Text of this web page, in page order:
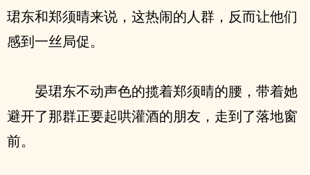
珺东和郑须晴来说，这热闹的人群，反而让他们
感到一丝局促。
晏珺东不动声色的揽着郑须晴的腰，带着她
避开了那群正要起哄灌酒的朋友，走到了落地窗
前。